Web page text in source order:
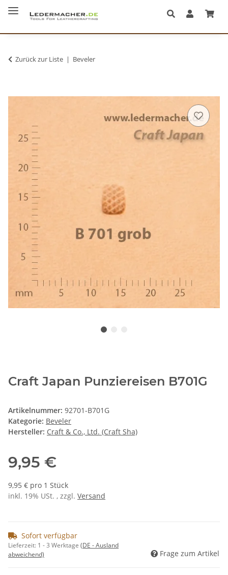
Zurück zur Liste Beveler
Craft Japan Punziereisen B701G
Artikelnummer: 92701-B701G
Kategorie: Beveler
Hersteller: Craft & Co., Ltd. (Craft Sha)
9,95 €
9,95 € pro 1 Stück
inkl. 19% USt. , zzgl. Versand
Sofort verfügbar
Lieferzeit: 1 - 3 Werktage (DE - Ausland
abweichend)
Frage zum Artikel